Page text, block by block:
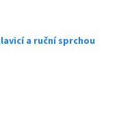
a ruční sprchou